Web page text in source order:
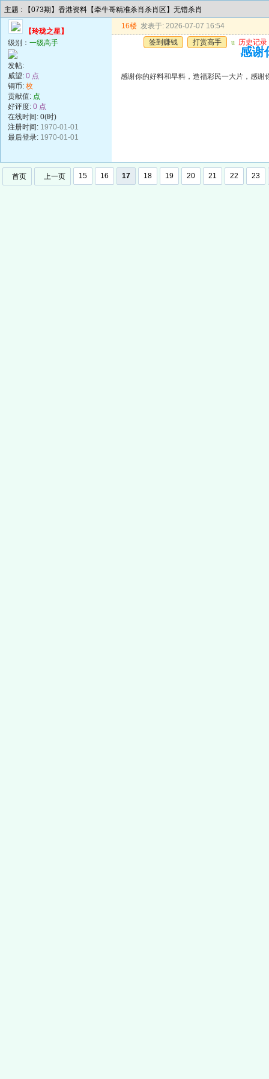
主题 : 【073期】香港资料【牵牛哥精准杀肖杀肖区】无错杀肖
【玲珑之星】
级别： 一级高手
发帖:
威望: 0 点
铜币: 枚
贡献值: 点
好评度: 0 点
在线时间: 0(时)
注册时间: 1970-01-01
最后登录: 1970-01-01
16楼 发表于: 2026-07-07 16:54
签到赚钱
打赏高手 u 历史记录
感谢
感谢你的好料和早料，造福彩民一大片，感谢
首页 上一页 15 16 17 18 19 20 21 22 23